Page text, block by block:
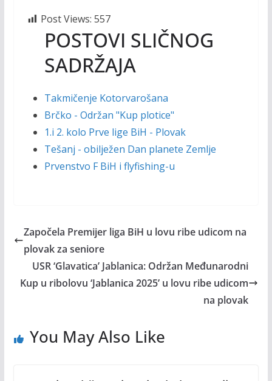
Post Views: 557
POSTOVI SLIČNOG
SADRŽAJA
Takmičenje Kotorvarošana
Brčko - Održan "Kup plotice"
1.i 2. kolo Prve lige BiH - Plovak
Tešanj - obilježen Dan planete Zemlje
Prvenstvo F BiH i flyfishing-u
Započela Premijer liga BiH u lovu ribe udicom na
plovak za seniore
USR ‘Glavatica’ Jablanica: Održan Međunarodni
Kup u ribolovu ‘Jablanica 2025’ u lovu ribe udicom
na plovak
You May Also Like